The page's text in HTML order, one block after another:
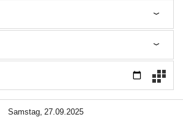
 